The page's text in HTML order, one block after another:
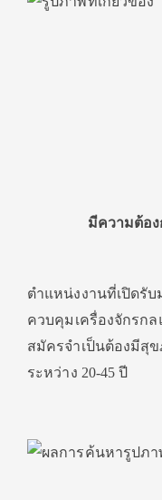
มีความต้อง
ตำแหน่งงานที่เปิดรั
ควบคุมเครื่องจักรก
สมัครจำเป็นต้องมีสุ
ระหว่าง 20-45 ปี